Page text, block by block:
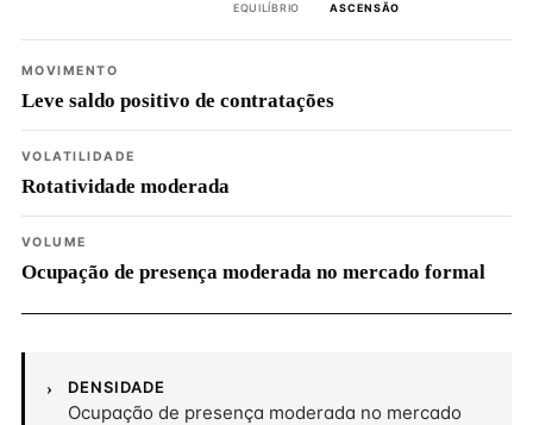
EQUILÍBRIO
ASCENSÃO
MOVIMENTO
Leve saldo positivo de contratações
VOLATILIDADE
Rotatividade moderada
VOLUME
Ocupação de presença moderada no mercado formal
DENSIDADE
Ocupação de presença moderada no mercado